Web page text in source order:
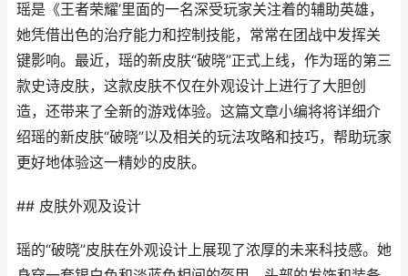
瑶是《王者荣耀’里面的一名深受玩家关注着的辅助英雄，
她凭借出色的治疗能力和控制技能，常常在团战中发挥关
键影响。最近，瑶的新皮肤“破晓”正式上线，作为瑶的第三
款史诗皮肤，这款皮肤不仅在外观设计上进行了大胆创
造，还带来了全新的游戏体验。这篇文章小编将将详细介
绍瑶的新皮肤“破晓”以及相关的玩法攻略和技巧，帮助玩家
更好地体验这一精妙的皮肤。
## 皮肤外观及设计
瑶的“破晓”皮肤在外观设计上展现了浓厚的未来科技感。她